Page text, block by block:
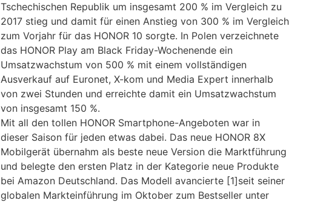
Tschechischen Republik um insgesamt 200 % im Vergleich zu
2017 stieg und damit für einen Anstieg von 300 % im Vergleich
zum Vorjahr für das HONOR 10 sorgte. In Polen verzeichnete
das HONOR Play am Black Friday-Wochenende ein
Umsatzwachstum von 500 % mit einem vollständigen
Ausverkauf auf Euronet, X-kom und Media Expert innerhalb
von zwei Stunden und erreichte damit ein Umsatzwachstum
von insgesamt 150 %.
Mit all den tollen HONOR Smartphone-Angeboten war in
dieser Saison für jeden etwas dabei. Das neue HONOR 8X
Mobilgerät übernahm als beste neue Version die Marktführung
und belegte den ersten Platz in der Kategorie neue Produkte
bei Amazon Deutschland. Das Modell avancierte [1]seit seiner
globalen Markteinführung im Oktober zum Bestseller unter